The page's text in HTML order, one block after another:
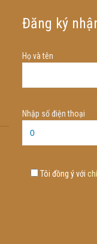
Đăng ký
Họ và tên
Nhập số điện thoại
Tôi đồng ý với